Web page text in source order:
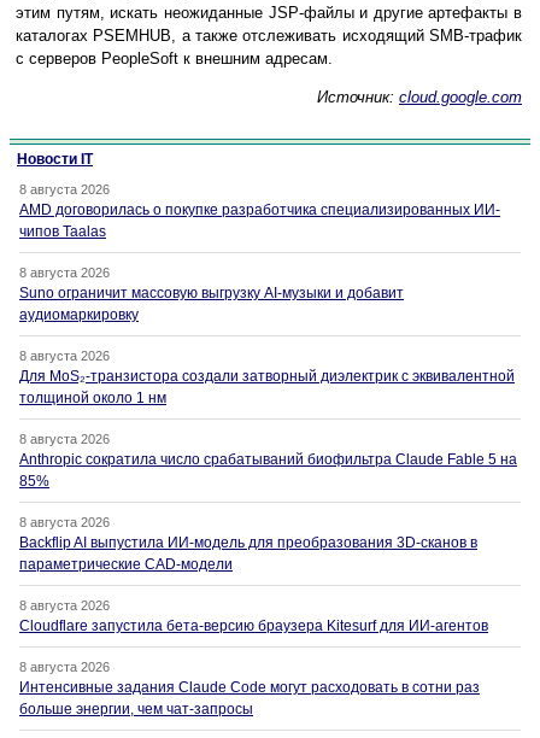
этим путям, искать неожиданные JSP-файлы и другие артефакты в
каталогах PSEMHUB, а также отслеживать исходящий SMB-трафик
с серверов PeopleSoft к внешним адресам.
Источник: cloud.google.com
Новости IT
8 августа 2026
AMD договорилась о покупке разработчика специализированных ИИ-
чипов Taalas
8 августа 2026
Suno ограничит массовую выгрузку AI-музыки и добавит
аудиомаркировку
8 августа 2026
Для MoS₂-транзистора создали затворный диэлектрик с эквивалентной
толщиной около 1 нм
8 августа 2026
Anthropic сократила число срабатываний биофильтра Claude Fable 5 на
85%
8 августа 2026
Backflip AI выпустила ИИ-модель для преобразования 3D-сканов в
параметрические CAD-модели
8 августа 2026
Cloudflare запустила бета-версию браузера Kitesurf для ИИ-агентов
8 августа 2026
Интенсивные задания Claude Code могут расходовать в сотни раз
больше энергии, чем чат-запросы